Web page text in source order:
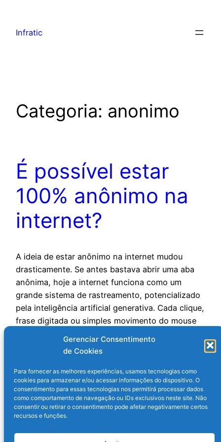
Gerenciar Consentimento
de Cookies
Para fornecer as melhores experiências, usamos tecnologias como
cookies para armazenar e/ou acessar informações do dispositivo. O
consentimento para essas tecnologias nos permitirá processar dados
como comportamento de navegação ou IDs exclusivos neste site. Não
consentir ou retirar o consentimento pode afetar negativamente certos
recursos e funções.
Infratic
Categoria: anonimo
É possível estar
100% anônimo na
internet?
A ideia de estar anônimo na internet mudou
drasticamente. Se antes bastava abrir uma aba
anônima, hoje a internet funciona como um
grande sistema de rastreamento, potencializado
pela inteligência artificial generativa. Cada clique,
frase digitada ou simples movimento do mouse
navegando. Este artigo explica como a IA
12 de dezembro de 2025